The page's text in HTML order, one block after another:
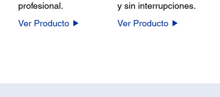
profesional.
Ver Producto
y sin interrupciones.
Ver Producto